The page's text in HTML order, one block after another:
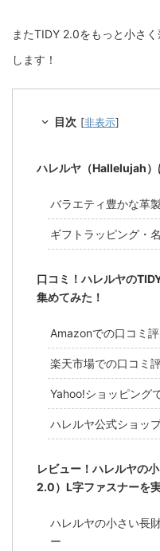
またTIDY 2.0をもっと小さく
します！
目次 [非表示]
ハレルヤ（Hallelujah）
バラエティ豊かな革
ギフトラッピング・
口コミ！ハレルヤの
集めてみた！
Amazonでの口コミ
楽天市場での口コミ
Yahoo!ショッピング
ハレルヤ公式ショッ
レビュー！ハレルヤの
2.0）L字ファスナーを
ハレルヤの小さい長
ー